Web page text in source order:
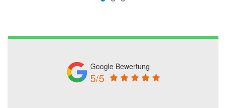
Google Bewertung
5/5